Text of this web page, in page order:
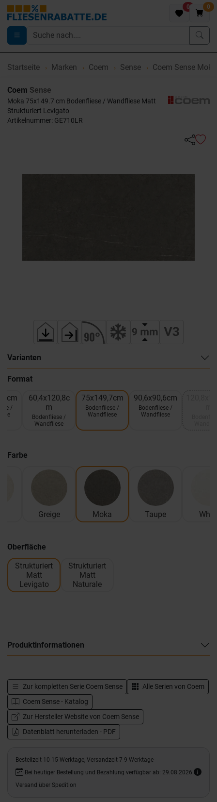
0 0
Startseite Marken Coem Sense Coem Sense
Coem Sense
Moka 75x149.7 cm Bodenfliese / Wandfliese Matt
Strukturiert Levigato
Artikelnummer: GE710LR
Varianten
Format
/
60,4x120,8c
m
Bodenfliese /
Wandfliese
75x149,7cm
Bodenfliese /
Wandfliese
90,6x90,6cm
Bodenfliese /
Wandfliese
Farbe
Greige Moka Taupe
Oberfläche
Strukturiert
Matt
Levigato
Strukturiert
Matt
Naturale
Produktinformationen
Zur kompletten Serie Coem Sense Alle Serien von Coem
Coem Sense - Katalog
Zur Hersteller Website von Coem Sense
Datenblatt herunterladen - PDF
Bestellzeit 10-15 Werktage, Versandzeit 7-9 Werktage
Bei heutiger Bestellung und Bezahlung verfügbar ab: 29.08.2026
Versand über Spedition